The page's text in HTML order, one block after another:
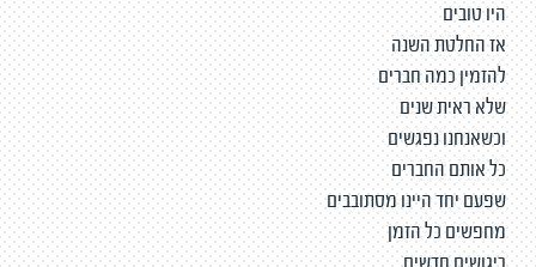
היו טובים
אז החלטת השנה
להזמין כמה חברים
שלא ראית שנים
וכשאנחנו נפגשים
כל אותם החברים
שפעם יחד היינו מסתובבים
מחפשים כל הזמן